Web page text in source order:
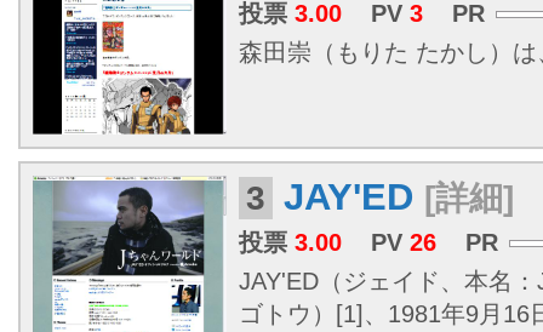
投票 3.00 PV 3
PR
森田崇（もりた たかし）
3 JAY'ED [詳細]
投票 3.00 PV 26
PR
JAY'ED（ジェイド、本名
ゴトウ）[1]、1981年9月16